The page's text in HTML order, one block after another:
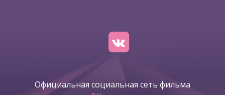
Официальная социальная сеть фильма